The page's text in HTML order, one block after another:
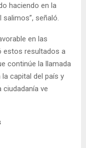
haciendo en la
señaló.
en las
estos resultados a
continúe la llamada
capital del país y
ciudadanía ve